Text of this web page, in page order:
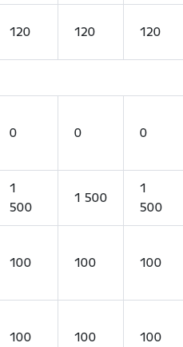
120 120 120
0 0 0
1
500
1 500
1
500
100 100 100
100 100 100